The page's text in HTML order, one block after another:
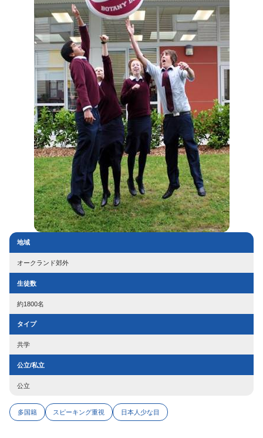
地域
オークランド郊外
生徒数
約1800名
タイプ
共学
公立/私立
公立
多国籍 スピーキング重視 日本人少な目